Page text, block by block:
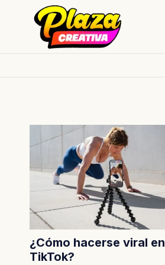
¿Cómo hacerse viral en
TikTok?